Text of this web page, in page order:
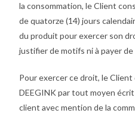
la consommation, le Client
de quatorze (14) jours
du produit pour exercer son
justifier de motifs ni à payer
Pour exercer ce droit, le
DEEGINK par tout moyen
client avec mention de la